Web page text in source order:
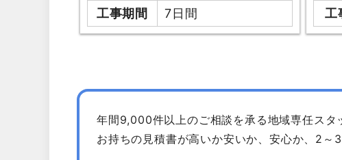
工事期間
7日間
工
年間9,000件以上のご相談を承る地域専任スタ
お持ちの見積書が高いか安いか、安心か、2～